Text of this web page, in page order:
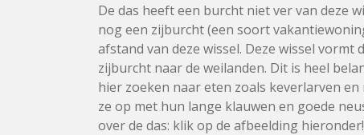
De das heeft een burcht niet ver van deze
nog een zijburcht (een soort
afstand van deze wissel. Deze wissel vormt
zijburcht naar de weilanden. Dit is heel
hier zoeken naar eten zoals keverlarven
ze op met hun lange klauwen en goede
over de das: klik op de afbeelding hieronder!